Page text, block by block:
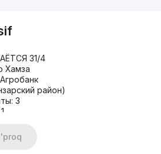
31/4
Хамза
район)
3
Евро ремонт
площадь: 67 кв.м